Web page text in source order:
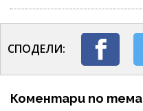
СПОДЕЛИ:
Коментари по